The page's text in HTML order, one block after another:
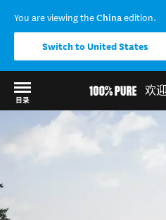
You are viewing theChinaedition.
Switch to United States
欢
目录
Back to my results